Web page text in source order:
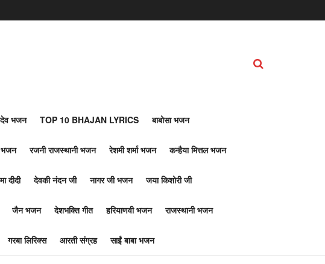
भजन TOP 10 BHAJAN LYRICS बाबोसा भजन
भजन रजनी राजस्थानी भजन रेशमी शर्मा भजन कन्हैया मित्तल भजन
दीदी देवकी नंदन जी नागर जी भजन जया किशोरी जी
जैन भजन देशभक्ति गीत हरियाणवी भजन राजस्थानी भजन
गरबा लिरिक्स आरती संग्रह साईं बाबा भजन